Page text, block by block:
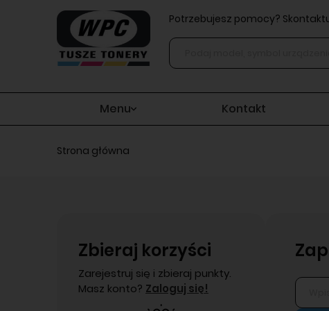
Potrzebujesz pomocy?
Menu Kontakt
Strona główna
Zbieraj korzyści
Zarejestruj się i zbieraj punkty.
Masz konto? Zaloguj się!